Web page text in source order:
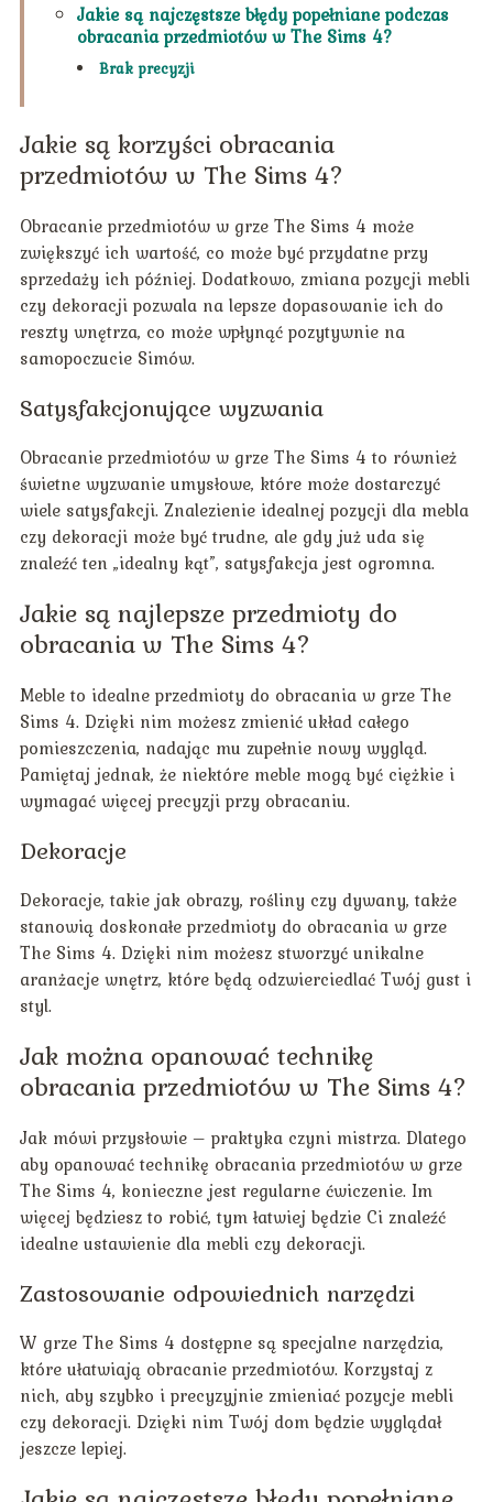
Jakie są najczęstsze błędy popełniane podczas
obracania przedmiotów w The Sims 4?
Brak precyzji
Jakie są korzyści obracania
przedmiotów w The Sims 4?
Obracanie przedmiotów w grze The Sims 4 może
zwiększyć ich wartość, co może być przydatne przy
sprzedaży ich później. Dodatkowo, zmiana pozycji mebli
czy dekoracji pozwala na lepsze dopasowanie ich do
reszty wnętrza, co może wpłynąć pozytywnie na
samopoczucie Simów.
Satysfakcjonujące wyzwania
Obracanie przedmiotów w grze The Sims 4 to również
świetne wyzwanie umysłowe, które może dostarczyć
wiele satysfakcji. Znalezienie idealnej pozycji dla mebla
czy dekoracji może być trudne, ale gdy już uda się
znaleźć ten „idealny kąt”, satysfakcja jest ogromna.
Jakie są najlepsze przedmioty do
obracania w The Sims 4?
Meble to idealne przedmioty do obracania w grze The
Sims 4. Dzięki nim możesz zmienić układ całego
pomieszczenia, nadając mu zupełnie nowy wygląd.
Pamiętaj jednak, że niektóre meble mogą być ciężkie i
wymagać więcej precyzji przy obracaniu.
Dekoracje
Dekoracje, takie jak obrazy, rośliny czy dywany, także
stanowią doskonałe przedmioty do obracania w grze
The Sims 4. Dzięki nim możesz stworzyć unikalne
aranżacje wnętrz, które będą odzwierciedlać Twój gust i
styl.
Jak można opanować technikę
obracania przedmiotów w The Sims 4?
Jak mówi przysłowie – praktyka czyni mistrza. Dlatego
aby opanować technikę obracania przedmiotów w grze
The Sims 4, konieczne jest regularne ćwiczenie. Im
więcej będziesz to robić, tym łatwiej będzie Ci znaleźć
idealne ustawienie dla mebli czy dekoracji.
Zastosowanie odpowiednich narzędzi
W grze The Sims 4 dostępne są specjalne narzędzia,
które ułatwiają obracanie przedmiotów. Korzystaj z
nich, aby szybko i precyzyjnie zmieniać pozycje mebli
czy dekoracji. Dzięki nim Twój dom będzie wyglądał
jeszcze lepiej.